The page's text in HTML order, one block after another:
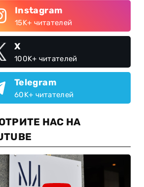
Instagram
15K+ читателей
X
100K+ читателей
Telegram
60K+ читателей
НАС НА